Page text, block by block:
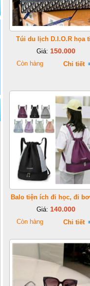
Túi du lịch D.I.O.R họa
Giá: 150.000
Còn hàng Chi tiết
Balo tiện ích đi học, đi
Giá: 140.000
Còn hàng Chi tiết